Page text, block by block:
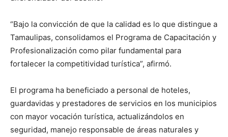
“Bajo la convicción de que la calidad es lo que distingue a
Tamaulipas, consolidamos el Programa de Capacitación y
Profesionalización como pilar fundamental para
fortalecer la competitividad turística”, afirmó.
El programa ha beneficiado a personal de hoteles,
guardavidas y prestadores de servicios en los municipios
con mayor vocación turística, actualizándolos en
seguridad, manejo responsable de áreas naturales y